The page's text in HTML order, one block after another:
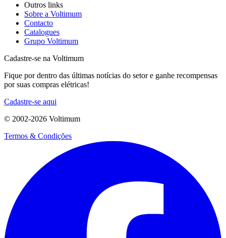
Outros links
Sobre a Voltimum
Contacto
Catalogues
Grupo Voltimum
Cadastre-se na Voltimum
Fique por dentro das últimas notícias do setor e ganhe recompensas
por suas compras elétricas!
Cadastre-se aqui
© 2002-2026 Voltimum
Termos & Condições